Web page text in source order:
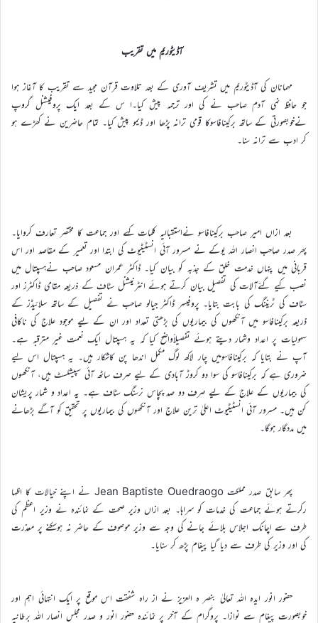
آڈیٹوریم میں تقریب
مہمانان کی آڈیٹوریم میں تشریف آوری کے بعد تلاوت قرآن مجید سے تقریب کا آغاز ہوا
جو حافظ نمی آدم صاحب نے کی اور ترجمہ پیش کیا۔ا س کے بعد ایک پروفیشنل گروپ
نےخوبصورتی کے ساتھ برکینافاسوکا قومی ترانہ پڑھا اور ڈیمو پیش کیا۔ تمام حاضرین نے کھڑے ہو
کر ادب سے ترانہ سنا۔
بعد ازاں امیر صاحب برکینافاسو نےاستقبالیہ کلمات کہے اور جماعت کا مختصر تعارف کروایا۔
پھر صدر صاحب انصار اللہ یوکے نے مسرور آئی انسٹیٹیوٹ کی ابتدا اور تعمیر کے مقاصد اور اس
قربانی میں پنہاں خدمت خلق کے جذبہ کو بیان کیا۔ ڈاکٹر عمران مسعود صاحب نےہسپتال میں
نصب کیے گئےآلات کی تفصیل بیان کرتے ہوئے انٹرنیشنل سٹاف کے ذریعہ مقامی ڈاکٹرز اور
سٹاف کی ٹریننگ کی بابت بتایا۔ پروفیسر ڈاکٹر جیالو صاحب نے تفصیل کے ساتھ سلائیڈز کے
ذریعہ برکینافاسو میں آنکھوں کی بیماریوں کی بڑھتی تعداد اور ان کے لیے موجود علاج کی ناکافی
سہولیات پر اعداد وشمار دیتے ہوئے تفصیلاًواضح کیا کہ یہ ہسپتال ایک نعمت غیر مترقبہ ہے۔
آپ نے بتایا کہ برکینافاسومیں چار لاکھ لوگ مکمل اندھا پن کاشکار ہیں۔ یہ ہسپتال اس لیے
ضروری ہے کہ برکینافاسو کی سوا دو کروڑ آبادی کے لیے صرف ساٹھ آئی سپیشلسٹ ہیں، آنکھوں
کی بیماریوں کے علاج کے لیے صرف دو صد پچاس نرسنگ سٹاف ہے۔ یہ اعداد و شمار پریشان
کن ہیں۔ مسرور آئی انسٹیٹیوٹ اعلیٰ ترین علاج اور آنکھوں کی بیماریوں پر تحقیق کو آگے بڑھانے
میں مددگار ہوگا۔
پھر سابق صدر مملکت Jean Baptiste Ouedraogo نے اپنے خیالات کا اظہا
رکرتے ہوئے جماعت کی خدمات کو سراہا۔ بعد ازاں وزیر صحت کے نمائندہ نے وزیر اعظم کی
طرف سے اچانک اجلاس بلائے جانے کی وجہ سے وزیر موصوف کے حاضر نہ ہوسکنے پر معذرت
کی اور وزیر کی طرف سے دیا گیا پیغام پڑھ کر سنایا۔
حضور انور ایدہ اللہ تعالیٰ بنصر ہ العزیز نے از راہ شفقت اس موقع پر ایک انتہائی اہم اور
خوبصورت پیغام سے نوازا۔ پروگرام کے آخر پر نمائندہ حضور انور و صدر مجلس انصار اللہ برطانیہ